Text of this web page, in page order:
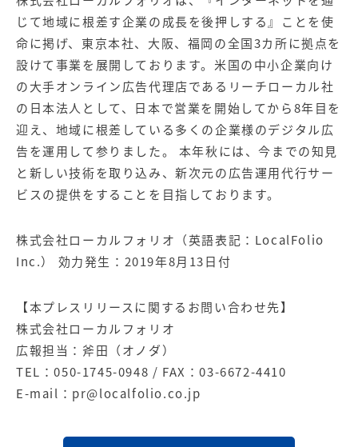
じて地域に根差す企業の成長を後押しする』ことを使
命に掲げ、東京本社、大阪、福岡の全国3カ所に拠点を
設けて事業を展開しております。米国の中小企業向け
の大手オンライン広告代理店であるリーチローカル社
の日本法人として、日本で営業を開始してから8年目を
迎え、地域に根差している多くの企業様のデジタル広
告を運用して参りました。 本年秋には、今までの知見
と新しい技術を取り込み、新次元の広告運用代行サー
ビスの提供をすることを目指しております。
株式会社ローカルフォリオ（英語表記：LocalFolio
Inc.） 効力発生：2019年8月13日付
【本プレスリリースに関するお問い合わせ先】
株式会社ローカルフォリオ
広報担当：斧田（オノダ）
TEL：050-1745-0948 / FAX：03-6672-4410
E-mail： pr@localfolio.co.jp